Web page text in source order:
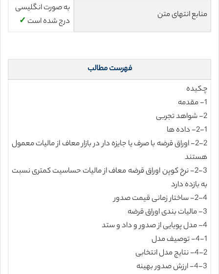
منابع انتهای متن
به صورت انگلیسی
درج شده است ✓
فهرست مطالب
چکیده
1- مقدمه
2- شواهد تجربی
2-1- داده ها
2-2- اوراق قرضه با صرف یا جایزه دار در بازار معاف از مالیات معمول
هستند
2-3- نرخ کوپن اوراق قرضه معاف از مالیات حساسیت کمتری نسبت
به بازده دارد
2-4- ساختار زمانی قیمت صدور
3- مالیات بندی اوراق قرضه
4- مدل پویایی از صدور و داد و ستد
4-1- توصیف مدل
4-2- نتایج مدل انتخابی
4-3- ارزش صدور بهینه